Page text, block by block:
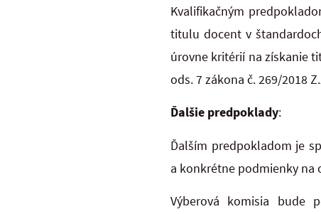
Kvalifikačným
titulu docent v
úrovne kritérií na získanie
ods. 7 zákona č. 269/2018
Ďalšie predpoklady:
Ďalším predpokladom je
a konkrétne podmienky na
Výberová komisia bude